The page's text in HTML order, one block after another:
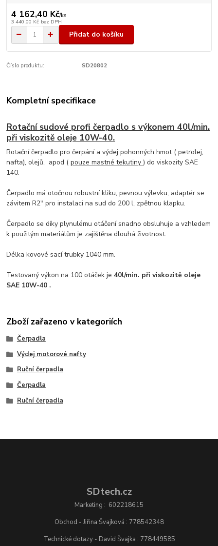
4 162,40 Kč/ks
3 440,00 Kč bez DPH
Přidat do košíku
Číslo produktu: SD20802
Kompletní specifikace
Rotační sudové profi čerpadlo s výkonem 40l/min.
při viskozitě oleje 10W-40.
Rotační čerpadlo pro čerpání a výdej pohonných hmot ( petrolej,
nafta), olejů, apod (pouze mastné tekutiny) do viskozity SAE
140.
Čerpadlo má otočnou robustní kliku, pevnou výlevku, adaptér se
závitem R2" pro instalaci na sud do 200 l, zpětnou klapku.
Čerpadlo se díky plynulému otáčení snadno obsluhuje a vzhledem
k použitým materiálům je zajištěna dlouhá životnost.
Délka kovové sací trubky 1040 mm.
Testovaný výkon na 100 otáček je40l/min. při viskozitě oleje
SAE 10W-40 .
Zboží zařazeno v kategoriích
Čerpadla
Výdej motorové nafty
Ruční čerpadla
Čerpadla
Ruční čerpadla
SDtech.cz
Marketing : 602218615
Obchod - Jiřina Švajková : 778542348
Technické dotazy - David Švajka : 778449585